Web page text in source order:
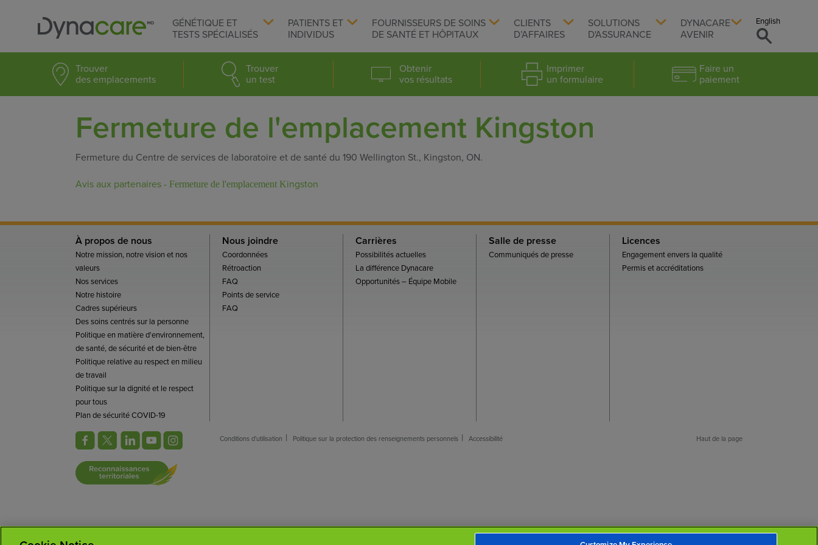
GÉNÉTIQUE ET
TESTS SPÉCIALISÉS
PATIENTS ET
INDIVIDUS
FOURNISSEURS DE SOINS
DE SANTÉ ET HÔPITAUX
CLIENTS
D’AFFAIRES
SOLUTIONS
D'ASSURANCE
DYNACARE
AVENIR
English
Trouver
des emplacements
Trouver
un test
Obtenir
vos résultats
Imprimer
un formulaire
Faire un
paiement
Fermeture de l'emplacement Kingston
Fermeture du Centre de services de laboratoire et de santé du 190 Wellington St., Kingston, ON.
Avis aux partenaires - Fermeture de l'emplacement Kingston
À propos de nous
Notre mission, notre vision et nos
valeurs
Nos services
Notre histoire
Cadres supérieurs
Des soins centrés sur la personne
Politique en matière d'environnement,
de santé, de sécurité et de bien-être
Politique relative au respect en milieu
de travail
Politique sur la dignité et le respect
pour tous
Plan de sécurité COVID-19
Nous joindre
Coordonnées
Rétroaction
FAQ
Points de service
FAQ
Carrières
Possibilités actuelles
La différence Dynacare
Opportunités – Équipe Mobile
Salle de presse
Communiqués de presse
Licences
Engagement envers la qualité
Permis et accréditations
Conditions d'utilisation Politique sur la protection des renseignements personnels Accessibilité Haut de la page